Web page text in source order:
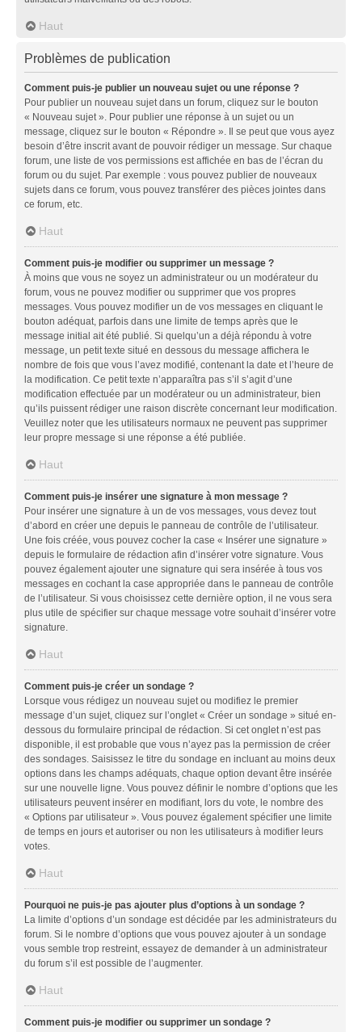
Haut
Problèmes de publication
Comment puis-je publier un nouveau sujet ou une réponse ?
Pour publier un nouveau sujet dans un forum, cliquez sur le bouton
« Nouveau sujet ». Pour publier une réponse à un sujet ou un
message, cliquez sur le bouton « Répondre ». Il se peut que vous ayez
besoin d’être inscrit avant de pouvoir rédiger un message. Sur chaque
forum, une liste de vos permissions est affichée en bas de l’écran du
forum ou du sujet. Par exemple : vous pouvez publier de nouveaux
sujets dans ce forum, vous pouvez transférer des pièces jointes dans
ce forum, etc.
Haut
Comment puis-je modifier ou supprimer un message ?
À moins que vous ne soyez un administrateur ou un modérateur du
forum, vous ne pouvez modifier ou supprimer que vos propres
messages. Vous pouvez modifier un de vos messages en cliquant le
bouton adéquat, parfois dans une limite de temps après que le
message initial ait été publié. Si quelqu’un a déjà répondu à votre
message, un petit texte situé en dessous du message affichera le
nombre de fois que vous l’avez modifié, contenant la date et l’heure de
la modification. Ce petit texte n’apparaîtra pas s’il s’agit d’une
modification effectuée par un modérateur ou un administrateur, bien
qu’ils puissent rédiger une raison discrète concernant leur modification.
Veuillez noter que les utilisateurs normaux ne peuvent pas supprimer
leur propre message si une réponse a été publiée.
Haut
Comment puis-je insérer une signature à mon message ?
Pour insérer une signature à un de vos messages, vous devez tout
d’abord en créer une depuis le panneau de contrôle de l’utilisateur.
Une fois créée, vous pouvez cocher la case « Insérer une signature »
depuis le formulaire de rédaction afin d’insérer votre signature. Vous
pouvez également ajouter une signature qui sera insérée à tous vos
messages en cochant la case appropriée dans le panneau de contrôle
de l’utilisateur. Si vous choisissez cette dernière option, il ne vous sera
plus utile de spécifier sur chaque message votre souhait d’insérer votre
signature.
Haut
Comment puis-je créer un sondage ?
Lorsque vous rédigez un nouveau sujet ou modifiez le premier
message d’un sujet, cliquez sur l’onglet « Créer un sondage » situé en-
dessous du formulaire principal de rédaction. Si cet onglet n’est pas
disponible, il est probable que vous n’ayez pas la permission de créer
des sondages. Saisissez le titre du sondage en incluant au moins deux
options dans les champs adéquats, chaque option devant être insérée
sur une nouvelle ligne. Vous pouvez définir le nombre d’options que les
utilisateurs peuvent insérer en modifiant, lors du vote, le nombre des
« Options par utilisateur ». Vous pouvez également spécifier une limite
de temps en jours et autoriser ou non les utilisateurs à modifier leurs
votes.
Haut
Pourquoi ne puis-je pas ajouter plus d’options à un sondage ?
La limite d’options d’un sondage est décidée par les administrateurs du
forum. Si le nombre d’options que vous pouvez ajouter à un sondage
vous semble trop restreint, essayez de demander à un administrateur
du forum s’il est possible de l’augmenter.
Haut
Comment puis-je modifier ou supprimer un sondage ?